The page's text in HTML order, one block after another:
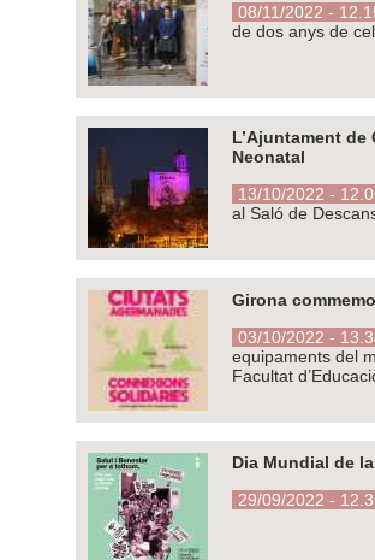
08/11/2022 -
de dos anys de
L’Ajuntament
Neonatal
13/10/2022 -
al Saló de
Girona
03/10/2022 -
equipaments del
Facultat
Dia Mundial de
29/09/2022 -